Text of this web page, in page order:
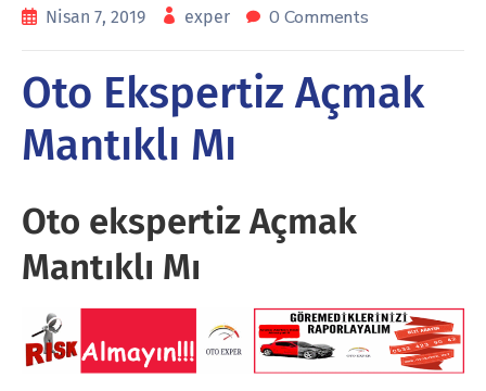
Nisan 7, 2019 exper 0 Comments
Oto Ekspertiz Açmak
Mantıklı Mı
Oto ekspertiz Açmak
Mantıklı Mı